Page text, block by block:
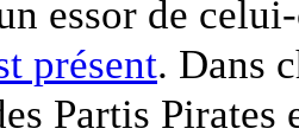
essor de
présent. Dans
Partis Pirates